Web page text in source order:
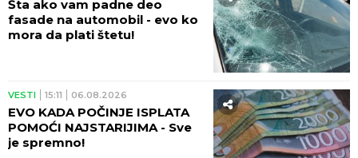
Šta ako vam padne deo
fasade na automobil - evo ko
mora da plati štetu!
VESTI 15:11 06.08.2026
EVO KADA POČINJE ISPLATA
POMOĆI NAJSTARIJIMA - Sve
je spremno!